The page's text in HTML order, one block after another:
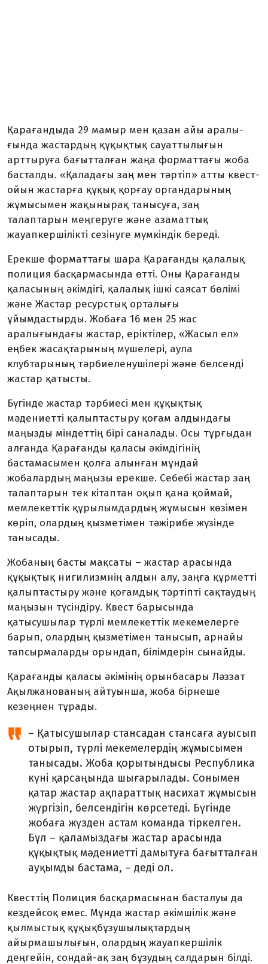
Қарағандыда 29 мамыр мен қазан айы аралы­
ғында жастардың құқықтық сауатты­лығын
арттыруға бағытталған жаңа форматтағы жоба
басталды. «Қаладағы заң мен тәртіп» атты квест-
ойын жастарға құқық қорғау органдарының
жұмысымен жақынырақ танысуға, заң
талаптарын меңгеруге және азаматтық
жауапкершілікті сезінуге мүмкіндік береді.
Ерекше форматтағы шара Қарағанды қалалық
полиция басқармасында өтті. Оны Қарағанды
қаласының әкімдігі, қалалық ішкі саясат бөлімі
және Жастар ресурстық орталығы
ұйымдастырды. Жобаға 16 мен 25 жас
аралығындағы жас­тар, еріктілер, «Жасыл ел»
еңбек жас­ақ­тарының мүшелері, аула
клубтарының тәрбиеленушілері және белсенді
жастар қатысты.
Бүгінде жастар тәрбиесі мен құқықтық
мәдениетті қалыптастыру қоғам алдындағы
маңызды міндеттің бірі саналады. Осы тұрғыдан
алғанда Қарағанды қаласы әкімдігінің
бастамасымен қолға алынған мұндай
жобалардың маңызы ерекше. Себебі жастар заң
талаптарын тек кітаптан оқып қана қоймай,
мемлекеттік құрылым­дардың жұмысын көзімен
көріп, олардың қызметімен тәжірибе жүзінде
танысады.
Жобаның басты мақсаты – жастар арасында
құқықтық нигилизмнің алдын алу, заңға құрметті
қалыптастыру және қоғамдық тәртіпті сақтаудың
маңызын түсіндіру. Квест барысында
қатысушылар түрлі мемлекеттік мекемелерге
барып, олардың қызметімен танысып, арнайы
тапсырмаларды орындап, білімдерін сынайды.
Қарағанды қаласы әкімінің орынбасары Ләззат
Ақылжанованың айтуынша, жоба бірнеше
кезеңнен тұрады.
– Қатысушылар станcадан стансаға ауысып
отырып, түрлі мекемелердің жұмысымен
танысады. Жоба қорытындысы Республика
күні қарсаңында шығарылады. Сонымен
қатар жастар ақпараттық насихат жұмысын
жүргізіп, белсен­ді­гін көрсетеді. Бүгінде
жобаға жүз­ден астам команда тіркелген.
Бұл – қаламыздағы жастар арасында
құқықтық мәдениетті дамытуға бағытталған
ауқымды бастама, – деді ол.
Квесттің Полиция басқармасынан басталуы да
кездейсоқ емес. Мұнда жастар әкімшілік және
қылмыстық құқықбұзушы­лықтардың
айырмашылығын, олардың жауапкершілік
деңгейін, сондай-ақ заң бұзудың салдарын білді.